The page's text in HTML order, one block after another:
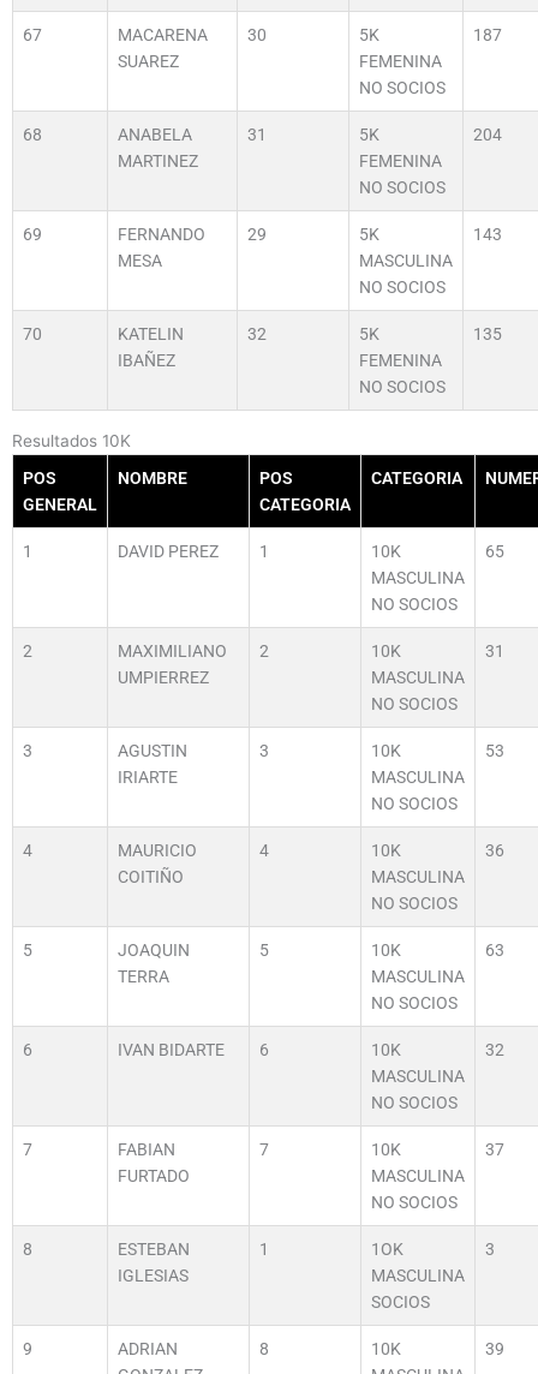
67
MACARENA
SUAREZ
30
5K
FEMENINA
NO SOCIOS
187
68
ANABELA
MARTINEZ
31
5K
FEMENINA
NO SOCIOS
204
69
FERNANDO
MESA
29
5K
MASCULINA
NO SOCIOS
143
70
KATELIN
IBAÑEZ
32
5K
FEMENINA
NO SOCIOS
135
Resultados 10K
POS
GENERAL
NOMBRE
POS
CATEGORIA
CATEGORIA
1 DAVID PEREZ 1
10K
MASCULINA
NO SOCIOS
65
2
MAXIMILIANO
UMPIERREZ
2
10K
MASCULINA
NO SOCIOS
31
3
AGUSTIN
IRIARTE
3
10K
MASCULINA
NO SOCIOS
53
4
MAURICIO
COITIÑO
4
10K
MASCULINA
NO SOCIOS
36
5
JOAQUIN
TERRA
5
10K
MASCULINA
NO SOCIOS
63
6 IVAN BIDARTE 6
10K
MASCULINA
NO SOCIOS
32
7
FABIAN
FURTADO
7
10K
MASCULINA
NO SOCIOS
37
8
ESTEBAN
IGLESIAS
1
1OK
MASCULINA
SOCIOS
3
9
ADRIAN
8
10K
39